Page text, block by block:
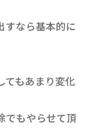
すなら基本的に
てもあまり変化
でもやらせて頂